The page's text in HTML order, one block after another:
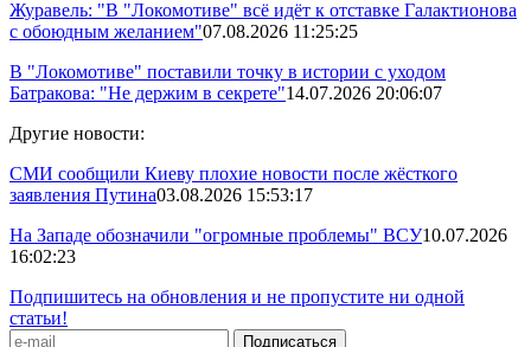
Журавель: "В "Локомотиве" всё идёт к отставке Галактионова
с обоюдным желанием"07.08.2026 11:25:25
В "Локомотиве" поставили точку в истории с уходом
Батракова: "Не держим в секрете"14.07.2026 20:06:07
Другие новости:
СМИ сообщили Киеву плохие новости после жёсткого
заявления Путина03.08.2026 15:53:17
На Западе обозначили "огромные проблемы" ВСУ10.07.2026
16:02:23
Подпишитесь на обновления и не пропустите ни одной
статьи!